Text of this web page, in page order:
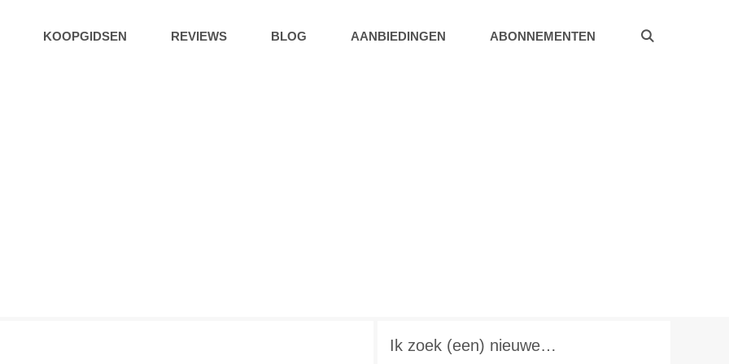
KOOPGIDSEN REVIEWS BLOG AANBIEDINGEN ABONNEMENTEN
Ik zoek (een) nieuwe…